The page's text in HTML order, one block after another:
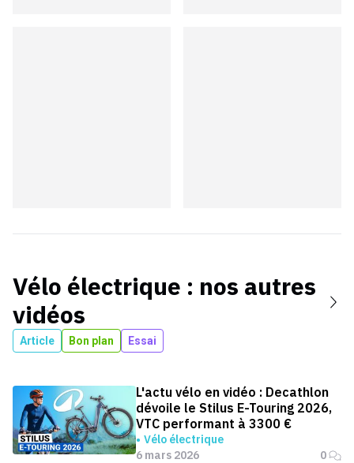
Vélo électrique : nos autres
vidéos
Article Bon plan Essai
L'actu vélo en vidéo : Decathlon
dévoile le Stilus E-Touring 2026,
VTC performant à 3300 €
Vélo électrique
6 mars 2026
0